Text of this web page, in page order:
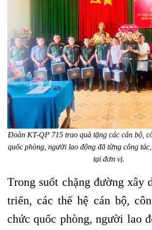
Đoàn KT-QP 715 trao quà tặng các cán bộ,
quốc phòng, người lao động đã từng công
tại đơn vị.
Trong suốt chặng đường xây
triển, các thế hệ cán bộ,
chức quốc phòng, người lao